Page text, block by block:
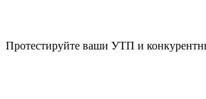
Протестируйте ваши УТП и